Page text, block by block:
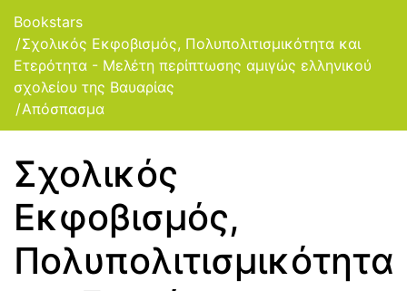
Bookstars
Σχολικός Εκφοβισμός, Πολυπολιτισμικότητα και
Ετερότητα - Μελέτη περίπτωσης αμιγώς ελληνικού
σχολείου της Βαυαρίας
Απόσπασμα
Σχολικός
Εκφοβισμός,
Πολυπολιτισμικότητα